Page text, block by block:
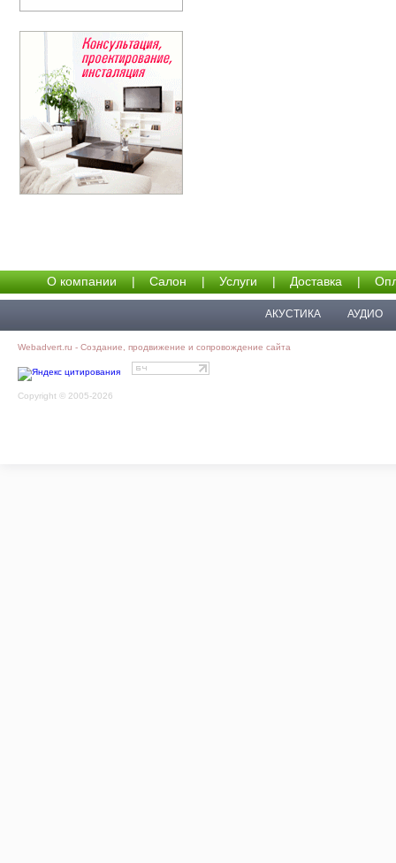
О компании | Салон | Услуги | Доставка |
АКУСТИКА АУДИО
Webadvert.ru - Создание, продвижение и сопровождение сайта
Copyright © 2005-2026